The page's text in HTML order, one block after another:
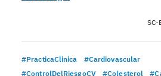
#PracticaClinica
#Cardiovascular
#ControlDelRiesgoCV
#Colesterol